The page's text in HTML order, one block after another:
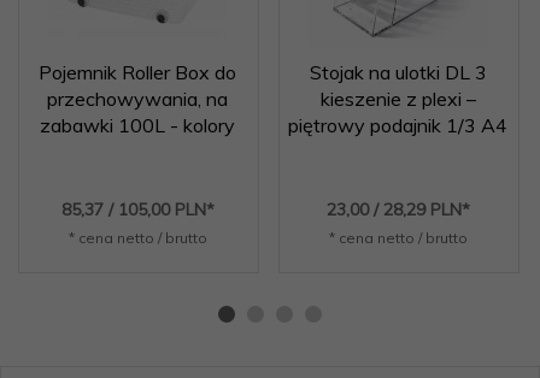
Pojemnik Roller Box do
przechowywania, na
zabawki 100L - kolory
85,37 / 105,00 PLN*
* cena netto / brutto
Stojak na ulotki DL 3
kieszenie z plexi –
piętrowy podajnik 1/3 A4
23,00 / 28,29 PLN*
* cena netto / brutto